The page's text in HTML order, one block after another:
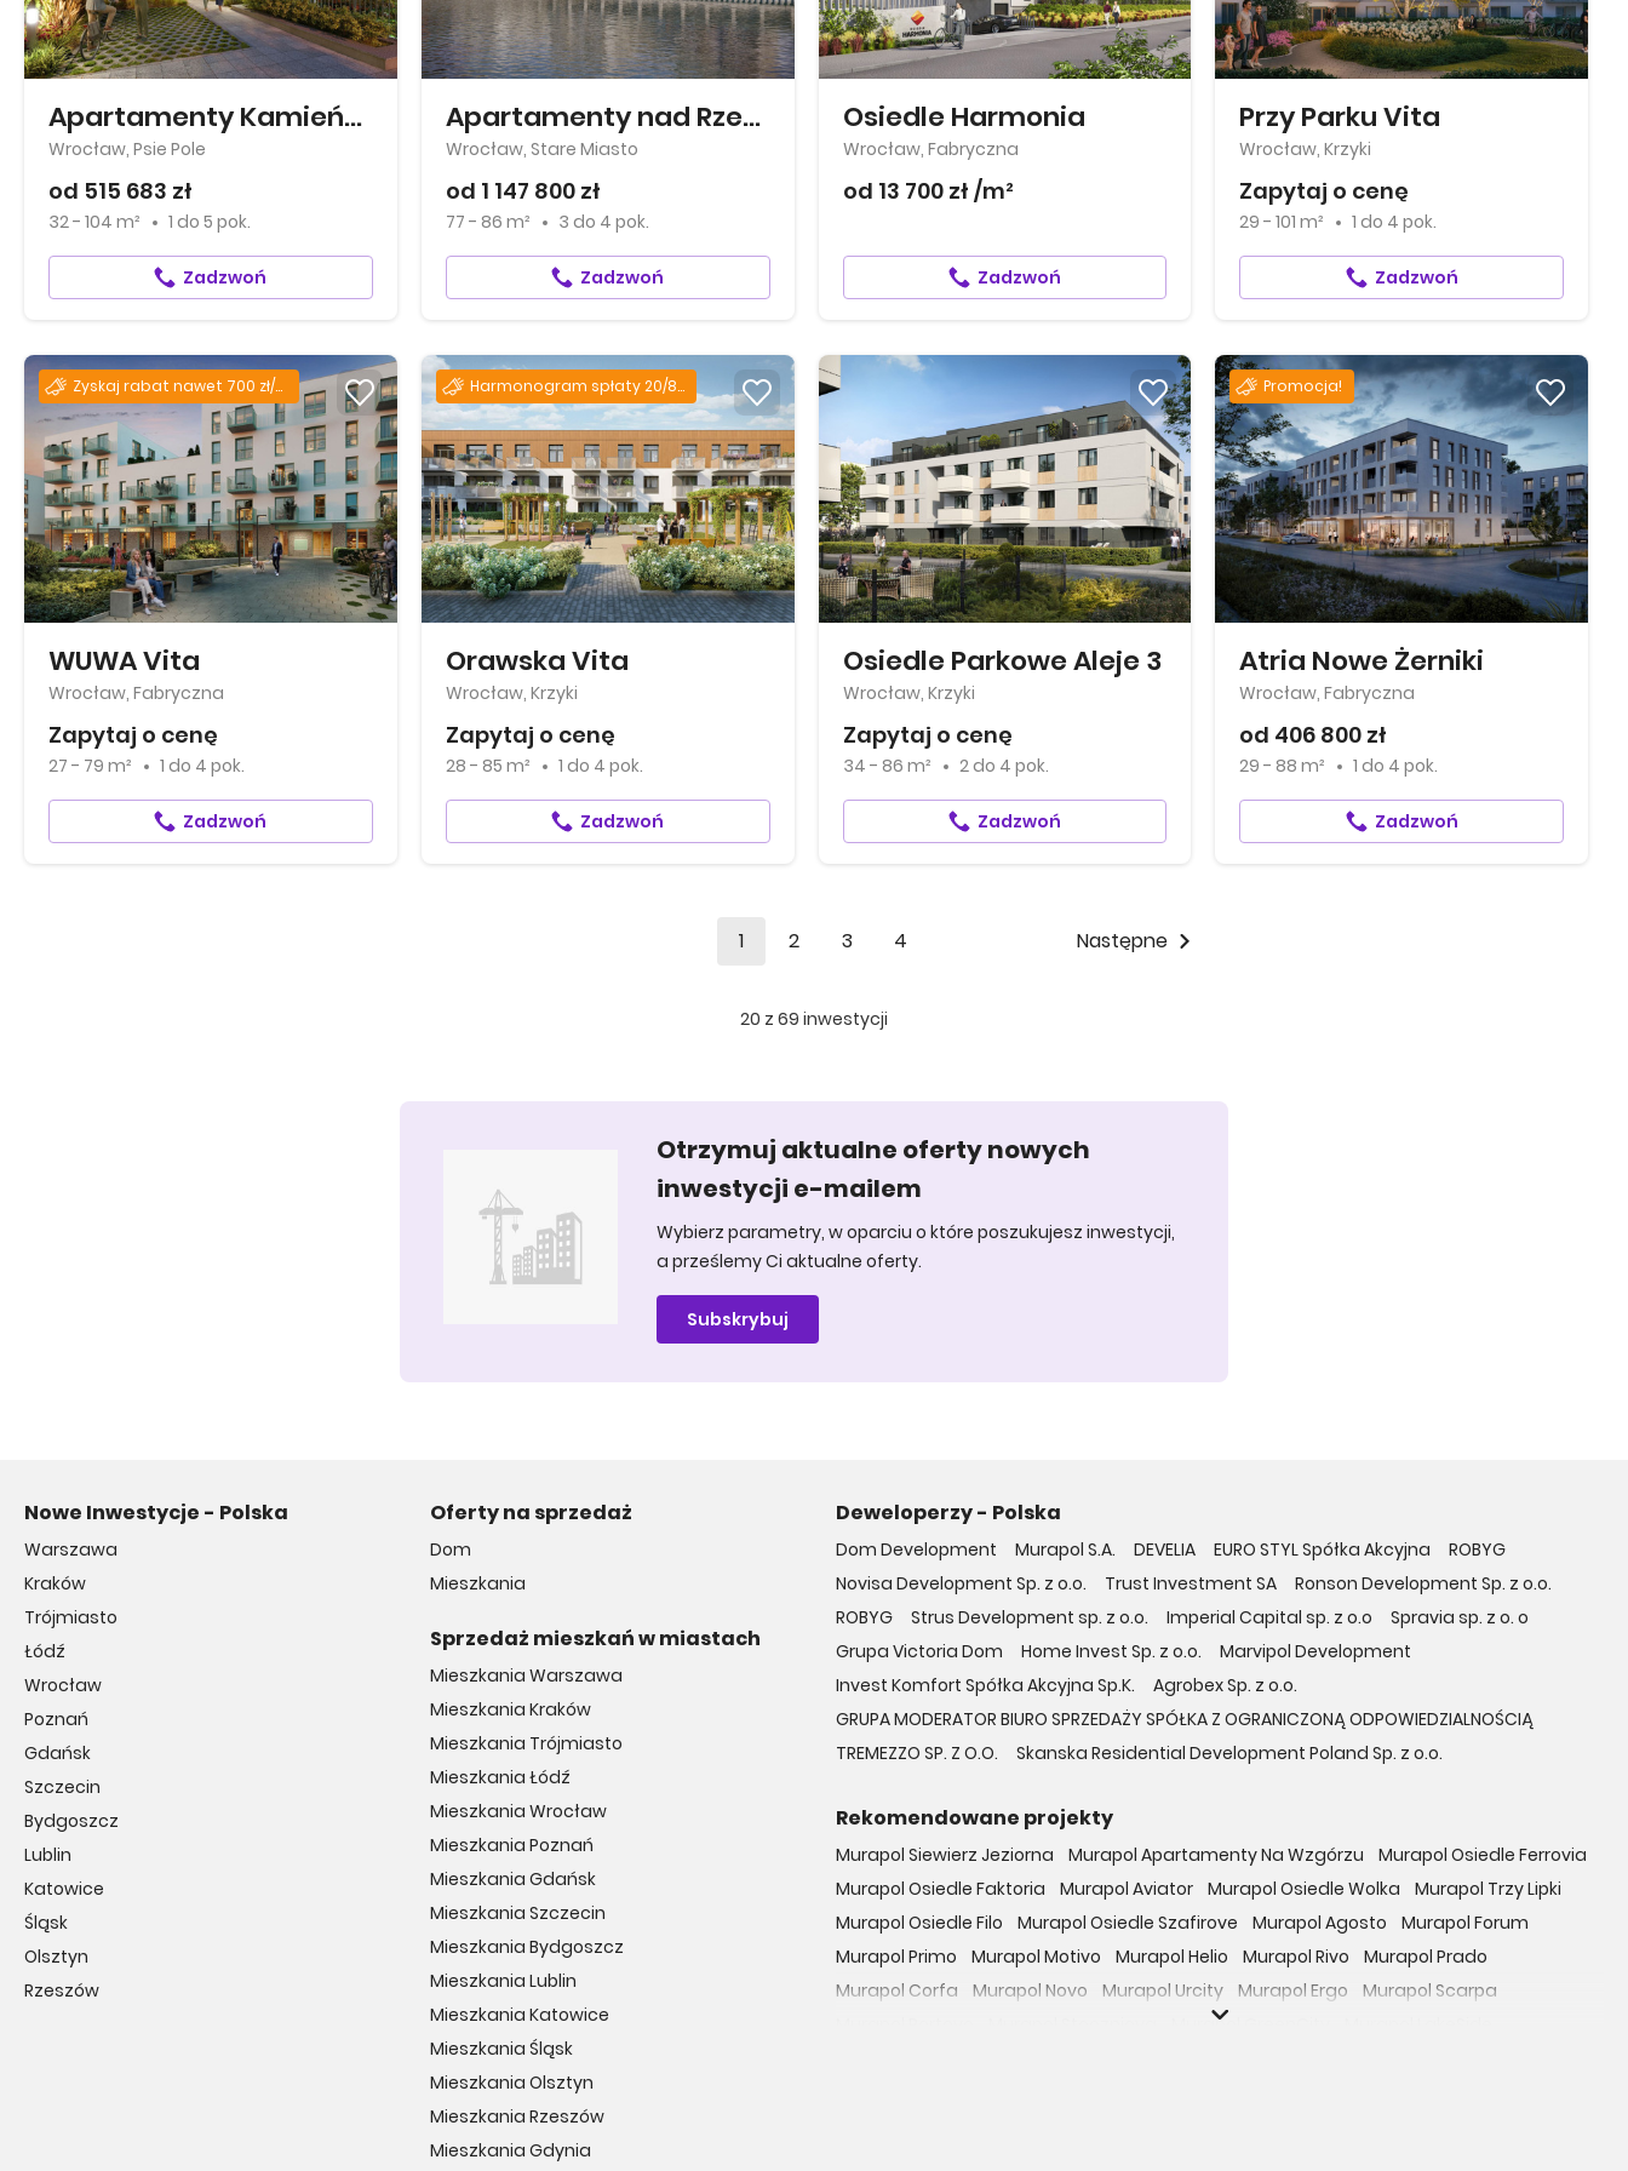
Apartamenty Kamieńskiego
Wrocław, Psie Pole
od 515 683 zł
32 - 104 m² 1 do 5 pok.
Zadzwoń
Apartamenty nad Rzeką
Wrocław, Stare Miasto
od 1 147 800 zł
77 - 86 m² 3 do 4 pok.
Zadzwoń
Osiedle Harmonia
Wrocław, Fabryczna
od 13 700 zł /m²
Zadzwoń
Przy Parku Vita
Wrocław, Krzyki
Zapytaj o cenę
29 - 101 m² 1 do 4 pok.
Zadzwoń
Zyskaj rabat nawet 700 zł/m2
WUWA Vita
Wrocław, Fabryczna
Zapytaj o cenę
27 - 79 m² 1 do 4 pok.
Zadzwoń
Harmonogram spłaty 20/80
Orawska Vita
Wrocław, Krzyki
Zapytaj o cenę
28 - 85 m² 1 do 4 pok.
Zadzwoń
Osiedle Parkowe Aleje 3
Wrocław, Krzyki
Zapytaj o cenę
34 - 86 m² 2do 4 pok.
Zadzwoń
Promocja!
Atria Nowe Żerniki
Wrocław, Fabryczna
od 406 800 zł
29 - 88 m² 1 do 4 pok.
Zadzwoń
1 2 3 4 Następne
20 z 69 inwestycji
Otrzymuj aktualne oferty nowych
inwestycji e-mailem
Wybierz parametry, w oparciu o które poszukujesz inwestycji,
a prześlemy Ci aktualne oferty.
Subskrybuj
Nowe Inwestycje - Polska
Warszawa
Kraków
Trójmiasto
Łódź
Wrocław
Poznań
Gdańsk
Szczecin
Bydgoszcz
Lublin
Katowice
Śląsk
Olsztyn
Rzeszów
Oferty na sprzedaż
Dom
Mieszkania
Sprzedaż mieszkań w miastach
Mieszkania Warszawa
Mieszkania Kraków
Mieszkania Trójmiasto
Mieszkania Łódź
Mieszkania Wrocław
Mieszkania Poznań
Mieszkania Gdańsk
Mieszkania Szczecin
Mieszkania Bydgoszcz
Mieszkania Lublin
Mieszkania Katowice
Mieszkania Śląsk
Mieszkania Olsztyn
Mieszkania Rzeszów
Mieszkania Gdynia
Deweloperzy - Polska
Dom Development Murapol S.A. DEVELIA EURO STYL Spółka Akcyjna
ROBYG
Novisa Development Sp. z o.o.
Trust Investment SA
Ronson Development Sp. z o.o.
ROBYG
Strus Development sp. z o.o. Imperial Capital sp. z o.o
Spravia sp. z o. o
Grupa Victoria Dom
Home Invest Sp. z o.o.
Marvipol Development
Invest Komfort Spółka Akcyjna Sp.K.
Agrobex Sp. z o.o.
GRUPA MODERATOR BIURO SPRZEDAŻY SPÓŁKA Z OGRANICZONĄ ODPOWIEDZIALNOŚCIĄ
TREMEZZO SP. Z O.O.
Skanska Residential Development Poland Sp. z o.o.
Rekomendowane projekty
Murapol Siewierz Jeziorna Murapol Apartamenty Na Wzgórzu
Murapol Osiedle Ferrovia
Murapol Osiedle Faktoria
Murapol Aviator Murapol Osiedle Wolka
Murapol Trzy Lipki
Murapol Osiedle Filo
Murapol Osiedle Szafirove Murapol Agosto
Murapol Forum
Murapol Primo
Murapol Motivo Murapol Helio Murapol Rivo
Murapol Prado
Murapol Corfa
Murapol Novo Murapol Urcity Murapol Ergo
Murapol Scarpa
Murapol GreenCity